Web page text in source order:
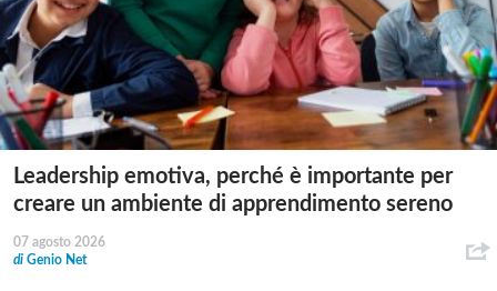
Leadership emotiva, perché è importante per
creare un ambiente di apprendimento sereno
07 agosto 2026
di Genio Net